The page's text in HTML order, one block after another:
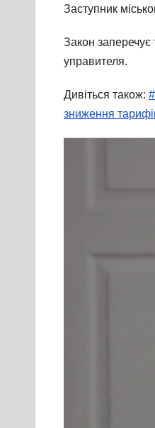
Заступник
Закон
управителя.
Дивіться також:
зниження